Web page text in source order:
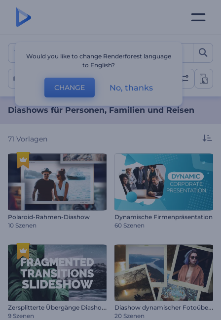
Diashows für Personen,
Persönliche Diashow
Diashows für Personen, Familien und Reisen
71 Vorlagen
Polaroid-Rahmen-Diashow
10 Szenen
Dynamische Firmenpräsentation
60 Szenen
Z
ersplitterte Übergänge Diashow
9 Szenen
D
iashow dynamischer Fotoübergänge
20 Szenen
Would you like to change Renderforest language
to English?
CHANGE No, thanks